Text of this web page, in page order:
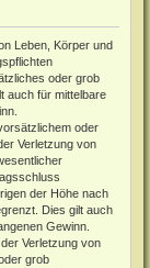
Leben, Körper und
oder grob
auch für mittelbare
oder
Verletzung von
der Höhe nach
Dies gilt auch
Gewinn.
Verletzung von
grob